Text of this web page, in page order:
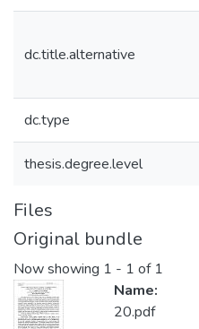
dc.title.alternative
dc.type
thesis.degree.level
Files
Original bundle
Now showing 1 - 1 of 1
Name:
20.pdf